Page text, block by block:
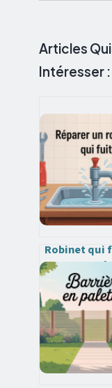
Articles
Intéresser :
Robinet qui
comment
facilement
appeler un